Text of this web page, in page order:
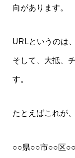
向があります。
URLというのは
そして、大抵、
す。
たとえばこれが、
○○県○○市○○区